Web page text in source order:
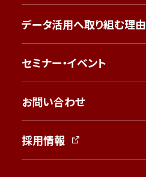
データ活用へ取り組む理由
セミナー・イベント
お問い合わせ
採用情報